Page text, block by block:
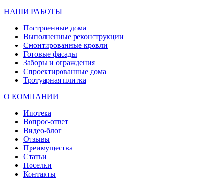
НАШИ РАБОТЫ
Построенные дома
Выполненные реконструкции
Смонтированные кровли
Готовые фасады
Заборы и ограждения
Спроектированные дома
Тротуарная плитка
О КОМПАНИИ
Ипотека
Вопрос-ответ
Видео-блог
Отзывы
Преимущества
Статьи
Поселки
Контакты